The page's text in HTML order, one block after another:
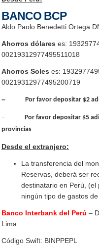
BANCO BCP
Aldo Paolo Benedetti Ortega
Ahorros dólares es:
00219312977495511018
Ahorros Soles es:
00219312977495200719
– Por favor depositar $2
–
Por favor depositar $5
provincias
Desde el extranjero:
La transferencia del
Reservas, deberá ser
destinatario en Perú,
ningún tipo de gastos
Banco Interbank del Perú –
Lima
Código Swift: BINPPEPL